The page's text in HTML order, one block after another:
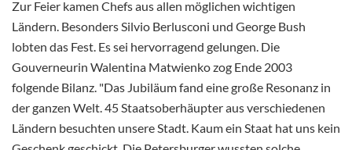
Zur Feier kamen Chefs aus allen möglichen wichtigen
Ländern. Besonders Silvio Berlusconi und George Bush
lobten das Fest. Es sei hervorragend gelungen. Die
Gouverneurin Walentina Matwienko zog Ende 2003
folgende Bilanz. "Das Jubiläum fand eine große Resonanz in
der ganzen Welt. 45 Staatsoberhäupter aus verschiedenen
Ländern besuchten unsere Stadt. Kaum ein Staat hat uns kein